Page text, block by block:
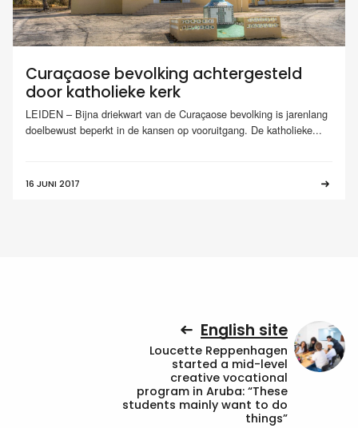
Curaçaose bevolking achtergesteld
door katholieke kerk
LEIDEN – Bijna driekwart van de Curaçaose bevolking is jarenlang
doelbewust beperkt in de kansen op vooruitgang. De katholieke...
16 JUNI 2017
English site
Loucette Reppenhagen
started a mid-level
creative vocational
program in Aruba: “These
students mainly want to do
things”